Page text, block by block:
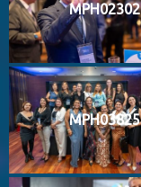
MPH02302
MPH03825